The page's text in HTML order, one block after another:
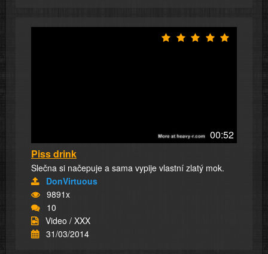
00:52
Piss drink
Slečna si načepuje a sama vypije vlastní zlatý mok.
DonVirtuous
9891x
10
Video / XXX
31/03/2014